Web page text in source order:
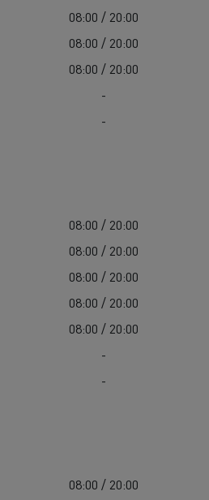
08:00 / 20:00
08:00 / 20:00
08:00 / 20:00
-
-
08:00 / 20:00
08:00 / 20:00
08:00 / 20:00
08:00 / 20:00
08:00 / 20:00
-
-
08:00 / 20:00